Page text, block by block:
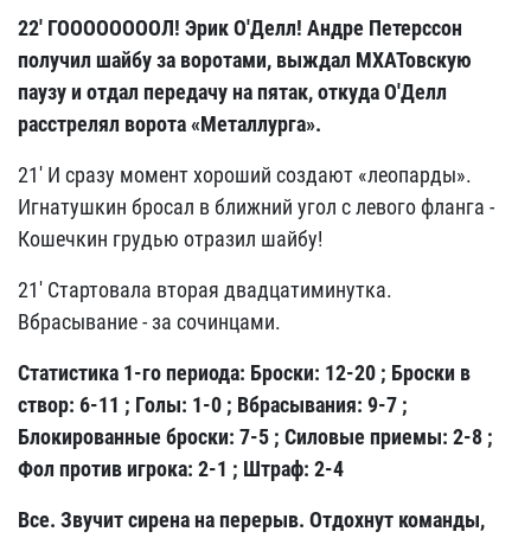
22' ГООООООООЛ! Эрик О'Делл! Андре Петерссон
получил шайбу за воротами, выждал МХАТовскую
паузу и отдал передачу на пятак, откуда О'Делл
расстрелял ворота «Металлурга».
21' И сразу момент хороший создают «леопарды».
Игнатушкин бросал в ближний угол с левого фланга -
Кошечкин грудью отразил шайбу!
21' Стартовала вторая двадцатиминутка.
Вбрасывание - за сочинцами.
Статистика 1-го периода: Броски: 12-20 ; Броски в
створ: 6-11 ; Голы: 1-0 ; Вбрасывания: 9-7 ;
Блокированные броски: 7-5 ; Силовые приемы: 2-8 ;
Фол против игрока: 2-1 ; Штраф: 2-4
Все. Звучит сирена на перерыв. Отдохнут команды,